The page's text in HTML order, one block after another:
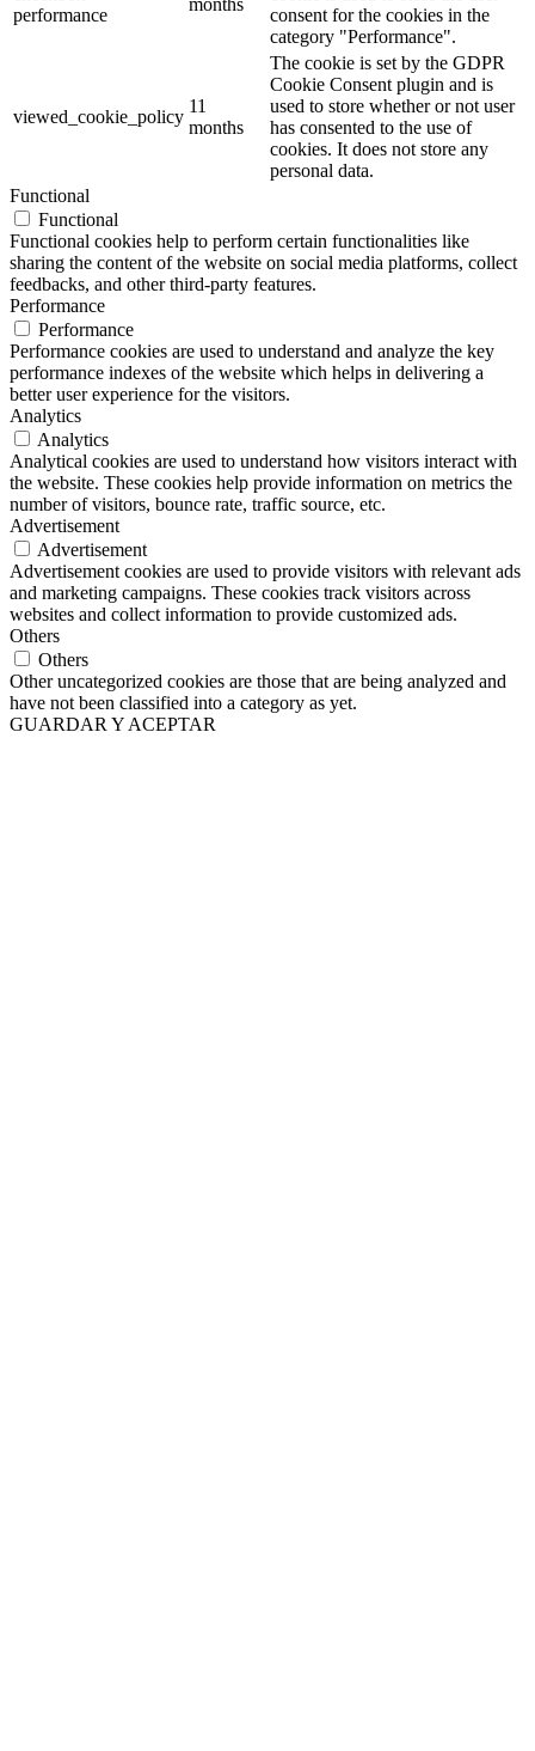
performance
months
consent for the cookies in the
category "Performance".
viewed_cookie_policy
11
months
The cookie is set by the GDPR
Cookie Consent plugin and is
used to store whether or not user
has consented to the use of
cookies. It does not store any
personal data.
Functional
Functional
Functional cookies help to perform certain functionalities like
sharing the content of the website on social media platforms, collect
feedbacks, and other third-party features.
Performance
Performance
Performance cookies are used to understand and analyze the key
performance indexes of the website which helps in delivering a
better user experience for the visitors.
Analytics
Analytics
Analytical cookies are used to understand how visitors interact with
the website. These cookies help provide information on metrics the
number of visitors, bounce rate, traffic source, etc.
Advertisement
Advertisement
Advertisement cookies are used to provide visitors with relevant ads
and marketing campaigns. These cookies track visitors across
websites and collect information to provide customized ads.
Others
Others
Other uncategorized cookies are those that are being analyzed and
have not been classified into a category as yet.
GUARDAR Y ACEPTAR